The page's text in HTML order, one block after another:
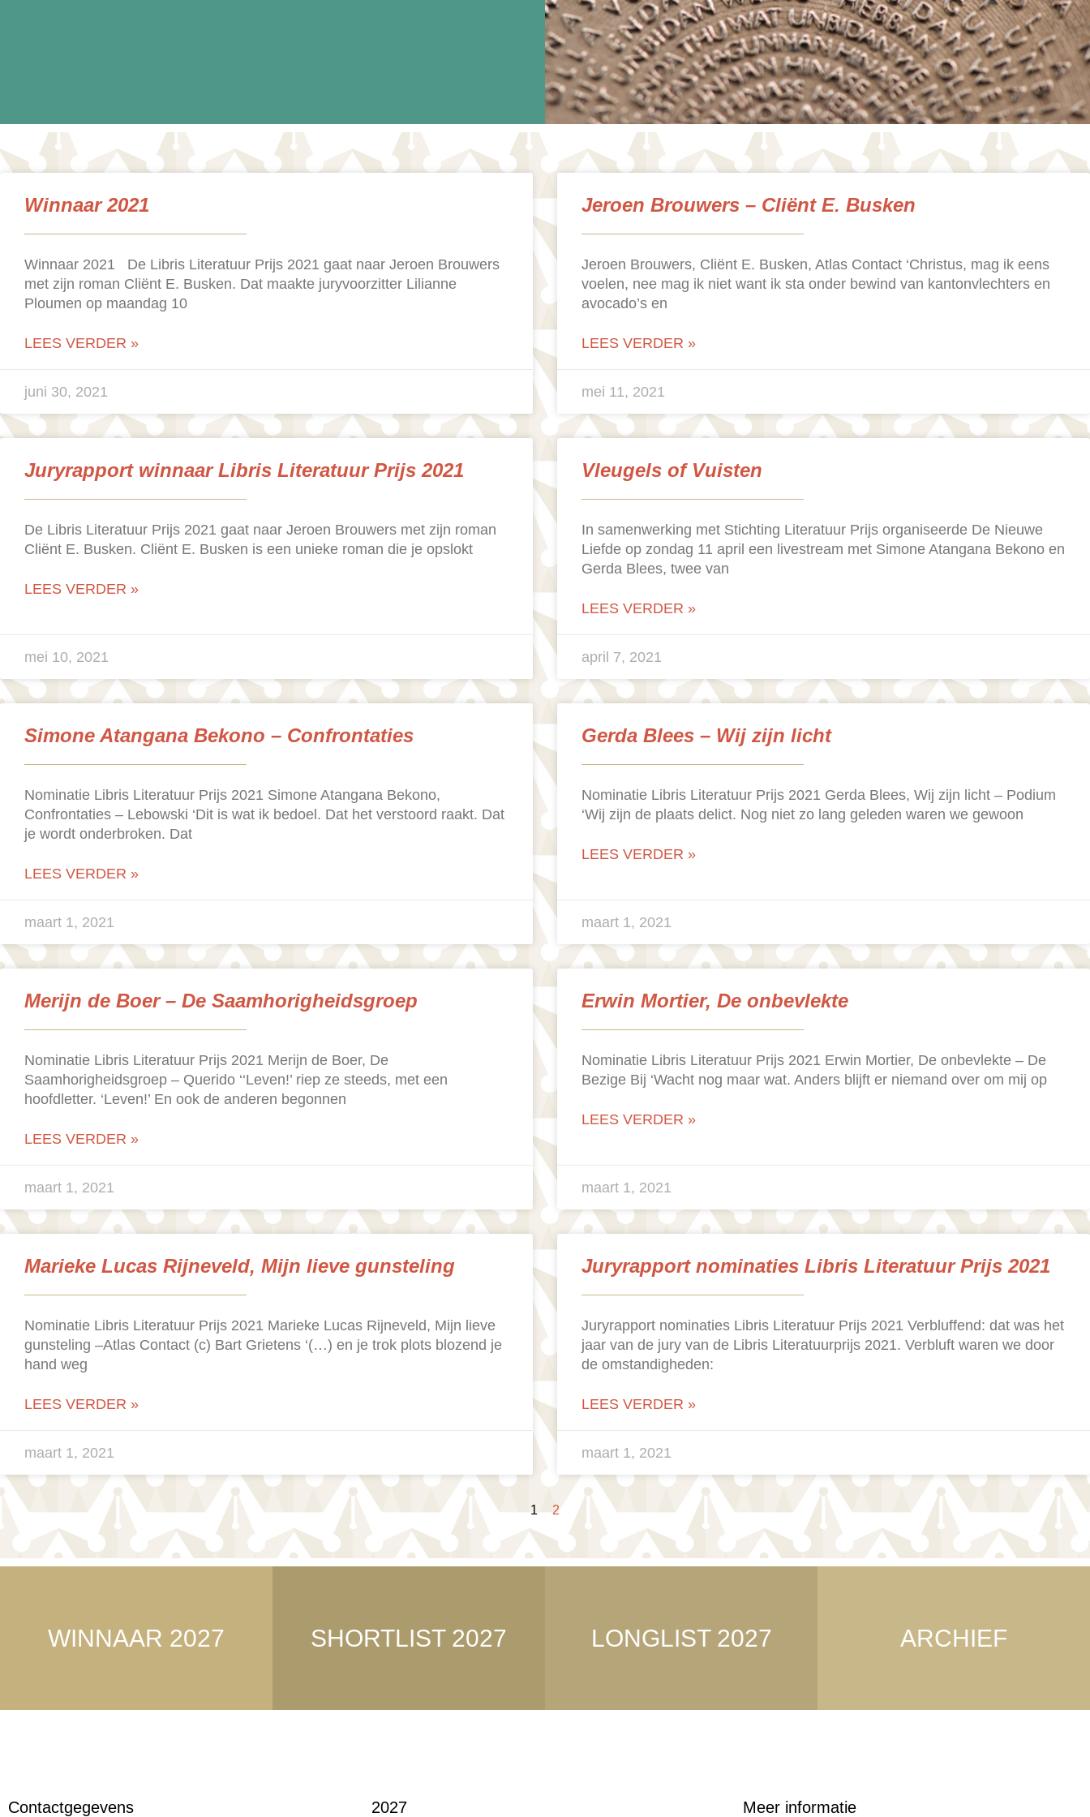
Winnaar 2021
Winnaar 2021 De Libris Literatuur Prijs 2021 gaat naar Jeroen Brouwers
met zijn roman Cliënt E. Busken. Dat maakte juryvoorzitter Lilianne
Ploumen op maandag 10
LEES VERDER »
juni 30, 2021
Jeroen Brouwers – Cliënt E. Busken
Jeroen Brouwers, Cliënt E. Busken, Atlas Contact ‘Christus, mag ik eens
voelen, nee mag ik niet want ik sta onder bewind van kantonvlechters en
avocado’s en
LEES VERDER »
mei 11, 2021
Juryrapport winnaar Libris Literatuur Prijs 2021
De Libris Literatuur Prijs 2021 gaat naar Jeroen Brouwers met zijn roman
Cliënt E. Busken. Cliënt E. Busken is een unieke roman die je opslokt
LEES VERDER »
mei 10, 2021
Vleugels of Vuisten
In samenwerking met Stichting Literatuur Prijs organiseerde De Nieuwe
Liefde op zondag 11 april een livestream met Simone Atangana Bekono en
Gerda Blees, twee van
LEES VERDER »
april 7, 2021
Simone Atangana Bekono – Confrontaties
Nominatie Libris Literatuur Prijs 2021 Simone Atangana Bekono,
Confrontaties – Lebowski ‘Dit is wat ik bedoel. Dat het verstoord raakt. Dat
je wordt onderbroken. Dat
LEES VERDER »
maart 1, 2021
Gerda Blees – Wij zijn licht
Nominatie Libris Literatuur Prijs 2021 Gerda Blees, Wij zijn licht – Podium
‘Wij zijn de plaats delict. Nog niet zo lang geleden waren we gewoon
LEES VERDER »
maart 1, 2021
Merijn de Boer – De Saamhorigheidsgroep
Nominatie Libris Literatuur Prijs 2021 Merijn de Boer, De
Saamhorigheidsgroep – Querido ‘‘Leven!’ riep ze steeds, met een
hoofdletter. ‘Leven!’ En ook de anderen begonnen
LEES VERDER »
maart 1, 2021
Erwin Mortier, De onbevlekte
Nominatie Libris Literatuur Prijs 2021 Erwin Mortier, De onbevlekte – De
Bezige Bij ‘Wacht nog maar wat. Anders blijft er niemand over om mij op
LEES VERDER »
maart 1, 2021
Marieke Lucas Rijneveld, Mijn lieve gunsteling
Nominatie Libris Literatuur Prijs 2021 Marieke Lucas Rijneveld, Mijn lieve
gunsteling –Atlas Contact (c) Bart Grietens ‘(…) en je trok plots blozend je
hand weg
LEES VERDER »
maart 1, 2021
Juryrapport nominaties Libris Literatuur Prijs 2021
Juryrapport nominaties Libris Literatuur Prijs 2021 Verbluffend: dat was het
jaar van de jury van de Libris Literatuurprijs 2021. Verbluft waren we door
de omstandigheden:
LEES VERDER »
maart 1, 2021
1 2
WINNAAR 2027 SHORTLIST 2027 LONGLIST 2027 ARCHIEF
Contactgegevens 2027 Meer informatie